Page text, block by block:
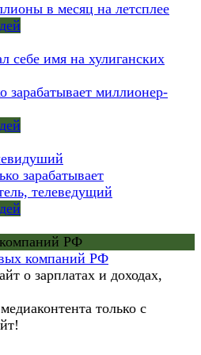
в месяц на летсплее
зарабатывает миллионер-
зарабатывает
телеведущий
РФ
компаний РФ
о зарплатах и доходах,
только с